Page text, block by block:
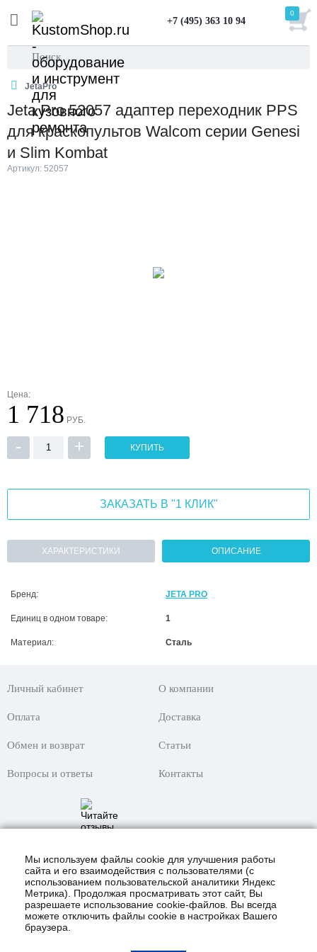
+7 (495) 363 10 94
0
JetaPro
Jeta Pro 52057 адаптер переходник PPS
для краскопультов Walcom серии Genesi
и Slim Kombat
Артикул: 52057
Цена:
1 718 РУБ.
- + КУПИТЬ
ЗАКАЗАТЬ В "1 КЛИК"
ХАРАКТЕРИСТИКИ ОПИСАНИЕ
Бренд: JETA PRO
Единиц в одном товаре: 1
Материал: Сталь
Личный кабинет О компании
Оплата Доставка
Обмен и возврат Статьи
Вопросы и ответы Контакты
Мы используем файлы cookie для улучшения работы
сайта и его взаимодействия с пользователями (с
использованием пользовательской аналитики Яндекс
Метрика). Продолжая просматривать этот сайт, Вы
разрешаете использование cookie-файлов. Вы всегда
можете отключить файлы cookie в настройках Вашего
браузера.